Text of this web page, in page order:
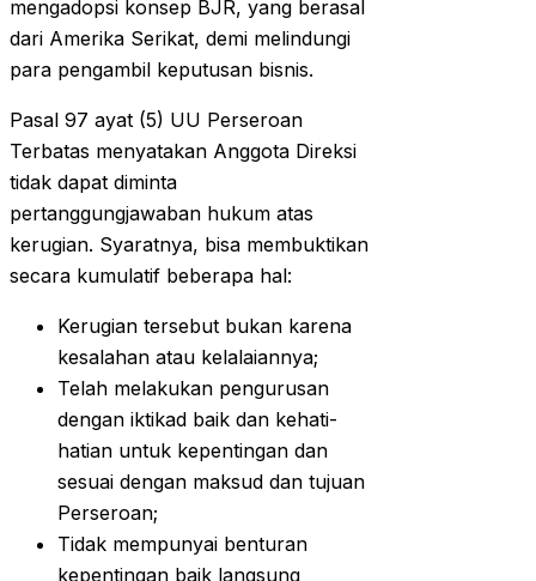
mengadopsi konsep BJR, yang berasal
dari Amerika Serikat, demi melindungi
para pengambil keputusan bisnis.
Pasal 97 ayat (5) UU Perseroan
Terbatas menyatakan Anggota Direksi
tidak dapat diminta
pertanggungjawaban hukum atas
kerugian. Syaratnya, bisa membuktikan
secara kumulatif beberapa hal:
Kerugian tersebut bukan karena
kesalahan atau kelalaiannya;
Telah melakukan pengurusan
dengan iktikad baik dan kehati-
hatian untuk kepentingan dan
sesuai dengan maksud dan tujuan
Perseroan;
Tidak mempunyai benturan
kepentingan baik langsung